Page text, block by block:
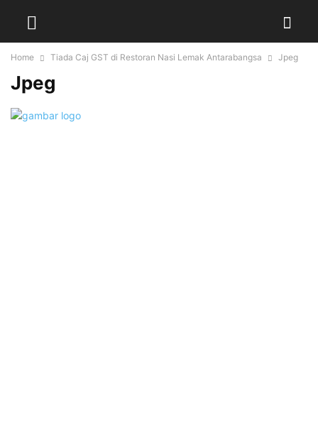
Home Tiada Caj GST di Restoran Nasi Lemak Antarabangsa Jpeg
Jpeg